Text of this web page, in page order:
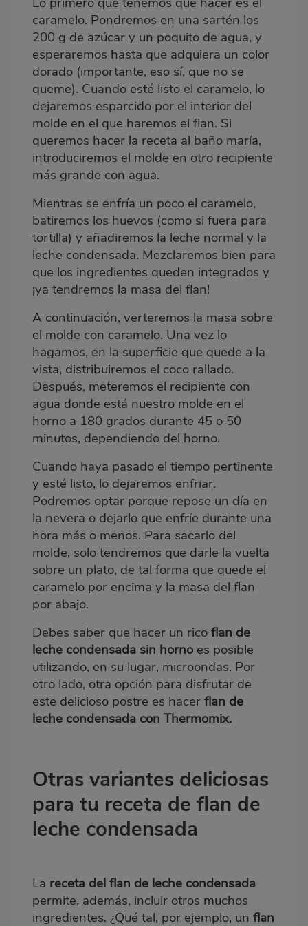
caramelo. Pondremos en una sartén los
200 g de azúcar y un poquito de agua, y
esperaremos hasta que adquiera un color
dorado (importante, eso sí, que no se
queme). Cuando esté listo el caramelo, lo
dejaremos esparcido por el interior del
molde en el que haremos el flan. Si
queremos hacer la receta al baño maría,
introduciremos el molde en otro recipiente
más grande con agua.
Mientras se enfría un poco el caramelo,
batiremos los huevos (como si fuera para
tortilla) y añadiremos la leche normal y la
leche condensada. Mezclaremos bien para
que los ingredientes queden integrados y
¡ya tendremos la masa del flan!
A continuación, verteremos la masa sobre
el molde con caramelo. Una vez lo
hagamos, en la superficie que quede a la
vista, distribuiremos el coco rallado.
Después, meteremos el recipiente con
agua donde está nuestro molde en el
horno a 180 grados durante 45 o 50
minutos, dependiendo del horno.
Cuando haya pasado el tiempo pertinente
y esté listo, lo dejaremos enfriar.
Podremos optar porque repose un día en
la nevera o dejarlo que enfríe durante una
hora más o menos. Para sacarlo del
molde, solo tendremos que darle la vuelta
sobre un plato, de tal forma que quede el
caramelo por encima y la masa del flan
por abajo.
Debes saber que hacer un ricoflan de
leche condensada sin horno es posible
utilizando, en su lugar, microondas. Por
otro lado, otra opción para disfrutar de
este delicioso postre es hacerflan de
leche condensada con Thermomix.
Otras variantes deliciosas
para tu receta de flan de
leche condensada
La receta del flan de leche condensada
permite, además, incluir otros muchos
ingredientes. ¿Qué tal, por ejemplo, un flan